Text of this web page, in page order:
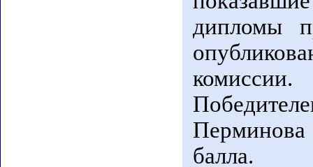
дипломы
комиссии.
Перминова
балла.